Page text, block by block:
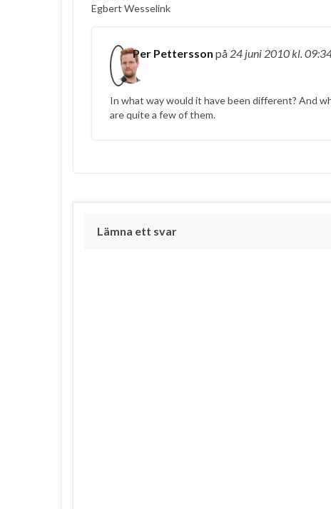
Egbert Wesselink
Per Pettersson på 24 juni 2010kl.
In what way would it have been different? And
are quite a few of them.
Lämna ett svar